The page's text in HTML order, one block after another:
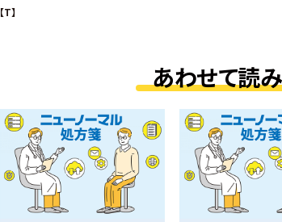
【T】
あわせて読